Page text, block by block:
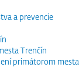
a prevencie
Trenčín
primátorom mesta